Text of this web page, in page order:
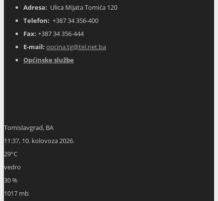
Adresa: Ulica Mijata Tomića 120
Telefon: +387 34 356-400
Fax: +387 34 356-444
E-mail: opcina.tg@tel.net.ba
Općinske službe
Tomislavgrad, BA
11:37, 10. kolovoza 2026.
29°C
vedro
30 %
1017 mb